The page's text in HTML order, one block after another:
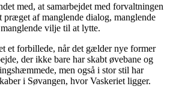
med, at samarbejdet med forvaltningen
af manglende dialog, manglende
vilje til at lytte.
et forbillede, når det gælder nye former
der ikke bare har skabt øvebane og
men også i stor stil har
i Søvangen, hvor Vaskeriet ligger.